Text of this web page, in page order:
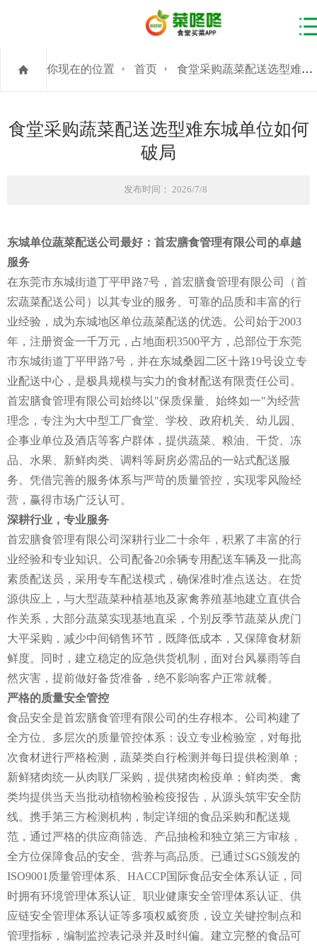
你现在的位置 首页 食堂采购蔬菜配送选型难东城单位如何破局
食堂采购蔬菜配送选型难东城单位如何
破局
发布时间： 2026/7/8
东城单位蔬菜配送公司最好：首宏膳食管理有限公司的卓越
服务
在东莞市东城街道丁平甲路7号，首宏膳食管理有限公司（首
宏蔬菜配送公司）以其专业的服务、可靠的品质和丰富的行
业经验，成为东城地区单位蔬菜配送的优选。公司始于2003
年，注册资金一千万元，占地面积3500平方，总部位于东莞
市东城街道丁平甲路7号，并在东城桑园二区十路19号设立专
业配送中心，是极具规模与实力的食材配送有限责任公司。
首宏膳食管理有限公司始终以"保质保量、始终如一"为经营
理念，专注为大中型工厂食堂、学校、政府机关、幼儿园、
企事业单位及酒店等客户群体，提供蔬菜、粮油、干货、冻
品、水果、新鲜肉类、调料等厨房必需品的一站式配送服
务。凭借完善的服务体系与严苛的质量管控，实现零风险经
营，赢得市场广泛认可。
深耕行业，专业服务
首宏膳食管理有限公司深耕行业二十余年，积累了丰富的行
业经验和专业知识。公司配备20余辆专用配送车辆及一批高
素质配送员，采用专车配送模式，确保准时准点送达。在货
源供应上，与大型蔬菜种植基地及家禽养殖基地建立直供合
作关系，大部分蔬菜实现基地直采，个别反季节蔬菜从虎门
大平采购，减少中间销售环节，既降低成本，又保障食材新
鲜度。同时，建立稳定的应急供货机制，面对台风暴雨等自
然灾害，提前做好备货准备，绝不影响客户正常就餐。
严格的质量安全管控
食品安全是首宏膳食管理有限公司的生存根本。公司构建了
全方位、多层次的质量管控体系：设立专业检验室，对每批
次食材进行严格检测，蔬菜类自行检测并每日提供检测单；
新鲜猪肉统一从肉联厂采购，提供猪肉检疫单；鲜肉类、禽
类均提供当天当批动植物检验检疫报告，从源头筑牢安全防
线。携手第三方检测机构，制定详细的食品采购和配送规
范，通过严格的供应商筛选、产品抽检和独立第三方审核，
全方位保障食品的安全、营养与高品质。已通过SGS颁发的
ISO9001质量管理体系、HACCP国际食品安全体系认证，同
时拥有环境管理体系认证、职业健康安全管理体系认证、供
应链安全管理体系认证等多项权威资质，设立关键控制点和
管理指标，编制监控表记录并及时纠偏。建立完整的食品可